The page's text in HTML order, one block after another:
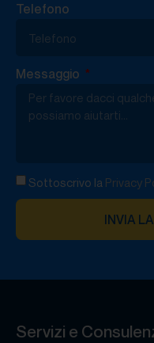
Telefono
Messaggio
Sottoscrivo la Privacy
INVIA
Servizi e